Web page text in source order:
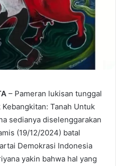
– Pameran lukisan tunggal
Tanah Untuk
sedianya diselenggarakan
(19/12/2024) batal
Demokrasi Indonesia
yakin bahwa hal yang